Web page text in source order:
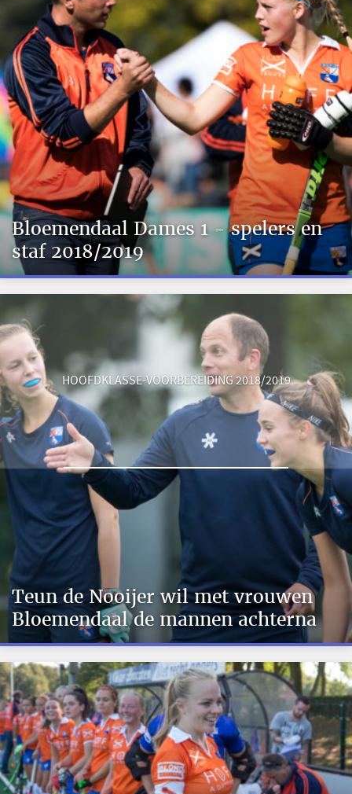
Bloemendaal Dames 1 - spelers en
staf 2018/2019
HOOFDKLASSE-VOORBEREIDING 2018/2019
Teun de Nooijer wil met vrouwen
Bloemendaal de mannen achterna